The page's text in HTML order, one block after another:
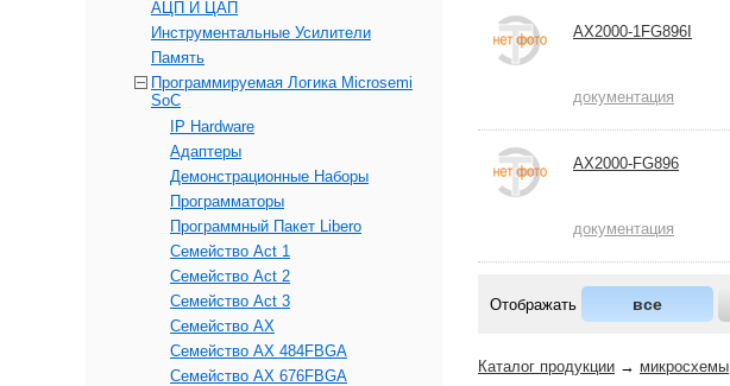
AX2000-1FG896I
документация
AX2000-FG896
документация
Отображать все
Каталог продукции → микросхемы
АЦП И ЦАП
Инструментальные Усилители
Память
Программируемая Логика Microsemi
SoC
IP Hardware
Адаптеры
Демонстрационные Наборы
Программаторы
Программный Пакет Libero
Семейство Act 1
Семейство Act 2
Семейство Act 3
Семейство AX
Семейство AX 484FBGA
Семейство AX 676FBGA